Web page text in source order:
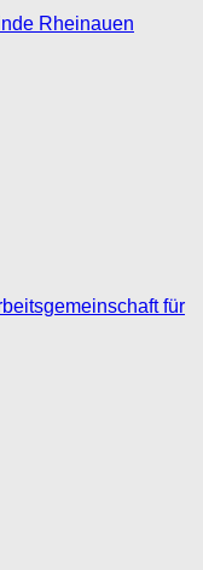
Rheinauen
für